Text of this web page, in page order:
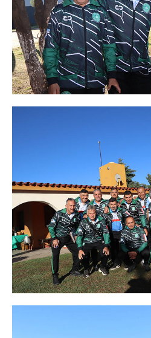
Contáctenos
Contacto secretarías
Contacto sindicatos